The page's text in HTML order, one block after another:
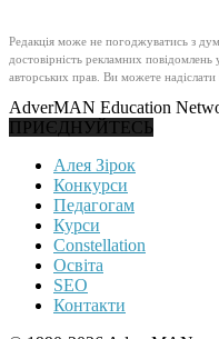
Редакція може не погоджуватись з
достовірність рекламних
авторських прав. Ви можете
AdverMAN Education
ПРИЄДНУЙТЕСЬ
Алея Зірок
Конкурси
Педагогам
Курси
Constellation
Освіта
SEO
Контакти